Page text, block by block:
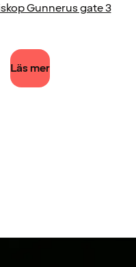
Gunnerus gate 3
Läs mer